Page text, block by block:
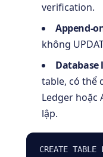
verification.
Append-
không
Database
table, có thể
Ledger hoặc
lập.
CREATE